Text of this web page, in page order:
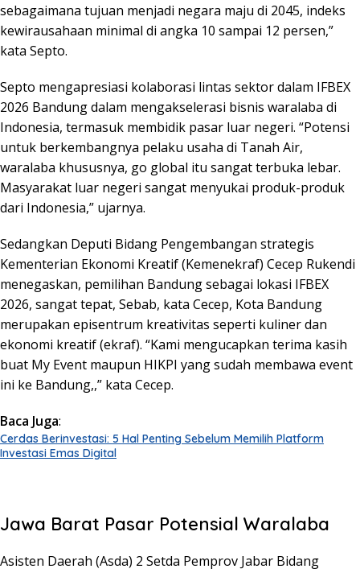
sebagaimana tujuan menjadi negara maju di 2045, indeks
kewirausahaan minimal di angka 10 sampai 12 persen,”
kata Septo.
Septo mengapresiasi kolaborasi lintas sektor dalam IFBEX
2026 Bandung dalam mengakselerasi bisnis waralaba di
Indonesia, termasuk membidik pasar luar negeri. “Potensi
untuk berkembangnya pelaku usaha di Tanah Air,
waralaba khususnya, go global itu sangat terbuka lebar.
Masyarakat luar negeri sangat menyukai produk-produk
dari Indonesia,” ujarnya.
Sedangkan Deputi Bidang Pengembangan strategis
Kementerian Ekonomi Kreatif (Kemenekraf) Cecep Rukendi
menegaskan, pemilihan Bandung sebagai lokasi IFBEX
2026, sangat tepat, Sebab, kata Cecep, Kota Bandung
merupakan episentrum kreativitas seperti kuliner dan
ekonomi kreatif (ekraf). “Kami mengucapkan terima kasih
buat My Event maupun HIKPI yang sudah membawa event
ini ke Bandung,,” kata Cecep.
Baca Juga:
Cerdas Berinvestasi: 5 Hal Penting Sebelum Memilih Platform
Investasi Emas Digital
Jawa Barat Pasar Potensial Waralaba
Asisten Daerah (Asda) 2 Setda Pemprov Jabar Bidang